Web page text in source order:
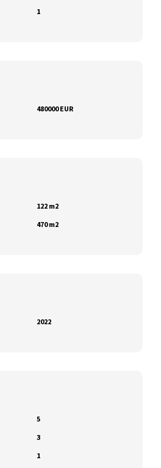
1
480000 EUR
122 m2
470 m2
2022
5
3
1